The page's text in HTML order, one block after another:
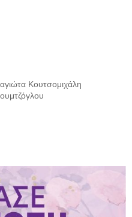
Κουτσομιχάλη